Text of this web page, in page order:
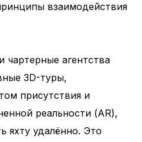
взаимодействия
агентства
3D-туры,
присутствия и
реальности (AR),
яхту удалённо. Это